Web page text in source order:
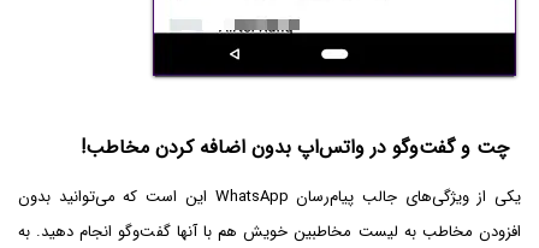
چت و گفت‌وگو در واتس‌اپ بدون اضافه کردن مخاطب!
یکی از ویژگی‌های جالب پیام‌رسان WhatsApp این است که می‌توانید بدون
افزودن مخاطب به لیست مخاطبین خویش هم با آنها گفت‌وگو انجام دهید. به